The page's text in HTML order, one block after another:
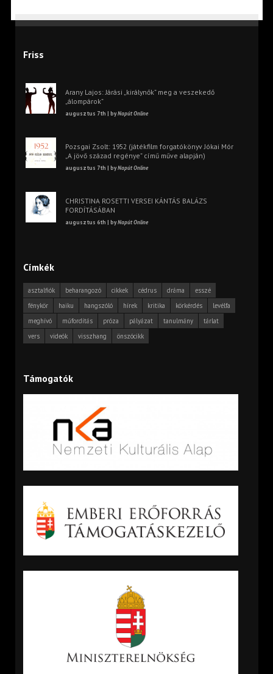
Friss
Arany Lajos: Járási „királynők” meg a veszekedő
„álompárok”
augusztus 7th | byNapút Online
Pozsgai Zsolt: 1952 (játékfilm forgatókönyv Jókai Mór
„A jövő század regénye” című műve alapján)
augusztus 7th | byNapút Online
CHRISTINA ROSETTI VERSEI KÁNTÁS BALÁZS
FORDÍTÁSÁBAN
augusztus 6th | byNapút Online
Címkék
asztalfiók beharangozó cikkek cédrus dráma
esszé
fénykör
haiku hangszóló hírek kritika körkérdés
levélfa
meghívó
műfordítás próza pályázat tanulmány
tárlat
vers
videók visszhang önszócikk
Támogatók